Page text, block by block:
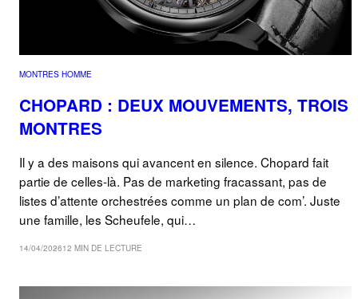
MONTRES HOMME
CHOPARD : DEUX MOUVEMENTS, TROIS
MONTRES
Il y a des maisons qui avancent en silence. Chopard fait
partie de celles-là. Pas de marketing fracassant, pas de
listes d’attente orchestrées comme un plan de com’. Juste
une famille, les Scheufele, qui…
14/04/202612 MIN DE LECTURE